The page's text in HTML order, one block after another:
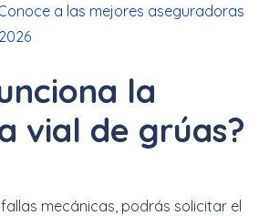
a las mejores aseguradoras
la
vial de grúas?
mecánicas, podrás solicitar el